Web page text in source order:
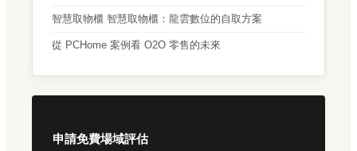
智慧取物櫃 智慧取物櫃：龍雲數位的自取方案
從 PCHome 案例看 O2O 零售的未來
申請免費場域評估